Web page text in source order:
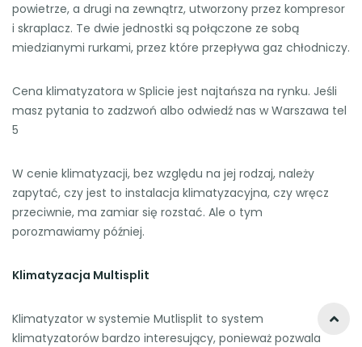
powietrze, a drugi na zewnątrz, utworzony przez kompresor
i skraplacz. Te dwie jednostki są połączone ze sobą
miedzianymi rurkami, przez które przepływa gaz chłodniczy.
Cena klimatyzatora w Splicie jest najtańsza na rynku. Jeśli
masz pytania to zadzwoń albo odwiedź nas w Warszawa tel
5
W cenie klimatyzacji, bez względu na jej rodzaj, należy
zapytać, czy jest to instalacja klimatyzacyjna, czy wręcz
przeciwnie, ma zamiar się rozstać. Ale o tym
porozmawiamy później.
Klimatyzacja Multisplit
Klimatyzator w systemie Mutlisplit to system
klimatyzatorów bardzo interesujący, ponieważ pozwala